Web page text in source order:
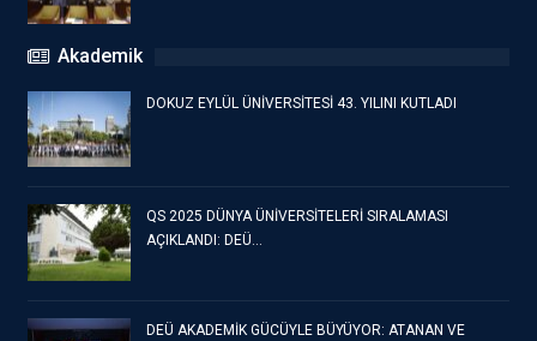
Akademik
DOKUZ EYLÜL ÜNİVERSİTESİ 43. YILINI KUTLADI
QS 2025 DÜNYA ÜNİVERSİTELERİ SIRALAMASI
AÇIKLANDI: DEÜ…
DEÜ AKADEMİK GÜCÜYLE BÜYÜYOR: ATANAN VE